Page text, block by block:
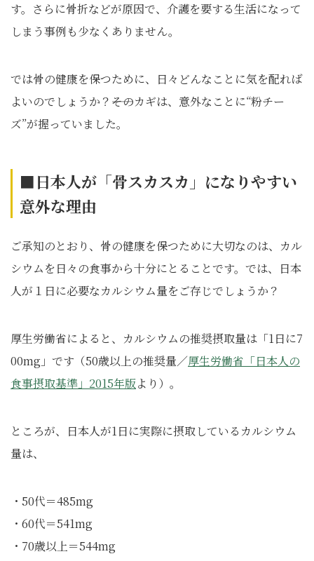
す。さらに骨折などが原因で、介護を要する生活になって
しまう事例も少なくありません。
では骨の健康を保つために、日々どんなことに気を配れば
よいのでしょうか？――そのカギは、意外なことに“粉チー
ズ”が握っていました。
■日本人が「骨スカスカ」になりやすい
意外な理由
ご承知のとおり、骨の健康を保つために大切なのは、カル
シウムを日々の食事から十分にとることです。では、日本
人が１日に必要なカルシウム量をご存じでしょうか？
厚生労働省によると、カルシウムの推奨摂取量は「1日に7
00mg」です （50歳以上の推奨量／厚生労働省「日本人の
食事摂取基準」2015年版より） 。
ところが、日本人が1日に実際に摂取しているカルシウム
量は、
・50代＝485mg
・60代＝541mg
・70歳以上＝544mg